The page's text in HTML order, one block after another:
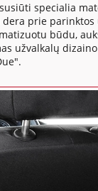
specialia
prie parinktos
būdu,
užvalkalų